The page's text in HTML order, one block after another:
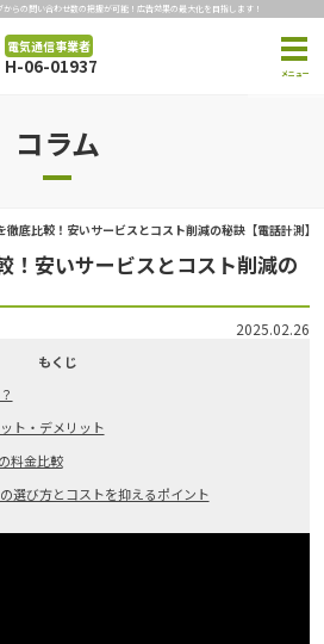
らの問い合わせ数の把握が可能！広告効果の最大化を目指します！
電気通信事業者
H-06-01937
コラム
徹底比較！安いサービスとコスト削減の秘訣【電話計測】
！安いサービスとコスト削減の
2025.02.26
もくじ
ト・デメリット
料金比較
選び方とコストを抑えるポイント